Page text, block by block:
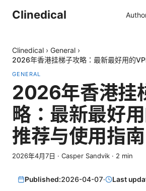
Clinedical
Clinedical › General ›
2026年香港挂梯子攻略：最新最好用的
GENERAL
2026年香港挂
略：最新最好
推荐与使用指南
2026年4月7日 · Casper Sandvik · 2 min
Published:2026-04-07· Last